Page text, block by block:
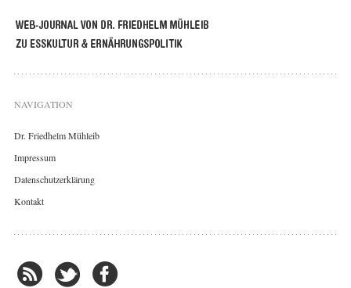
NAVIGATION
Dr. Friedhelm Mühleib
Impressum
Datenschutzerklärung
Kontakt